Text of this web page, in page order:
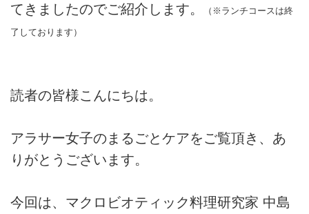
てきましたのでご紹介します。
（※ランチコースは終
了しております）
読者の皆様こんにちは。
アラサー女子のまるごとケアをご覧頂き、あ
りがとうございます。
今回は、マクロビオティック料理研究家 中島